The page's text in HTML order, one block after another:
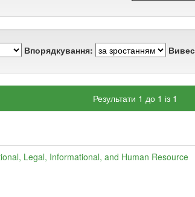
Впорядкування:
Результати 1 до 1 із 1
Legal, Informational, and Human Resource